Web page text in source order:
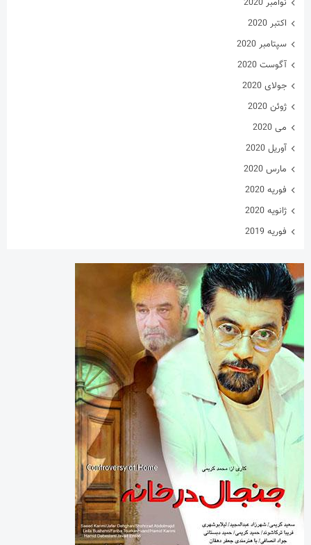
اکتبر 2020
سپتامبر 2020
آگوست 2020
جولای 2020
ژوئن 2020
می 2020
آوریل 2020
مارس 2020
فوریه 2020
ژانویه 2020
فوریه 2019